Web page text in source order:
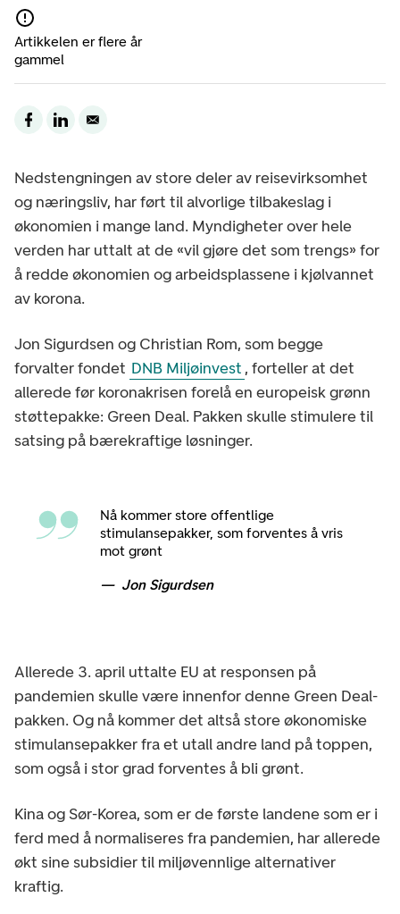
Artikkelen er flere år
gammel
Nedstengningen av store deler av reisevirksomhet
og næringsliv, har ført til alvorlige tilbakeslag i
økonomien i mange land. Myndigheter over hele
verden har uttalt at de «vil gjøre det som trengs» for
å redde økonomien og arbeidsplassene i kjølvannet
av korona.
Jon Sigurdsen og Christian Rom, som begge
forvalter fondet DNB Miljøinvest , forteller at det
allerede før koronakrisen forelå en europeisk grønn
støttepakke: Green Deal. Pakken skulle stimulere til
satsing på bærekraftige løsninger.
Nå kommer store offentlige
stimulansepakker, som forventes å vris
mot grønt
Jon Sigurdsen
Allerede 3. april uttalte EU at responsen på
pandemien skulle være innenfor denne Green Deal-
pakken. Og nå kommer det altså store økonomiske
stimulansepakker fra et utall andre land på toppen,
som også i stor grad forventes å bli grønt.
Kina og Sør-Korea, som er de første landene som er i
ferd med å normaliseres fra pandemien, har allerede
økt sine subsidier til miljøvennlige alternativer
kraftig.